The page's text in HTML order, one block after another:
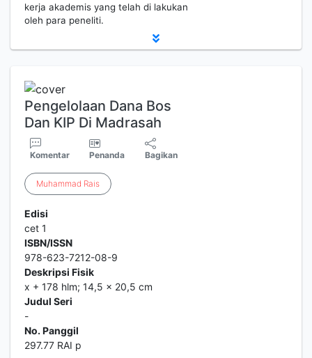
kerja akademis yang telah di lakukan
oleh para peneliti.
Pengelolaan Dana Bos
Dan KIP Di Madrasah
Komentar Penanda Bagikan
Muhammad Rais
Edisi
cet 1
ISBN/ISSN
978-623-7212-08-9
Deskripsi Fisik
x + 178 hlm; 14,5 x 20,5 cm
Judul Seri
-
No. Panggil
297.77 RAI p